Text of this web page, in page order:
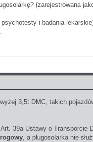
(zarejestrowana
i badania
3,5t DMC, takich
39a Ustawy o Transporcie
, a pługosolarka nie